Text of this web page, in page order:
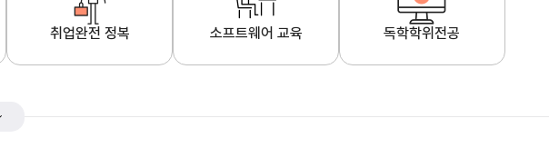
취업완전 정복 소프트웨어 교육 독학학위전공